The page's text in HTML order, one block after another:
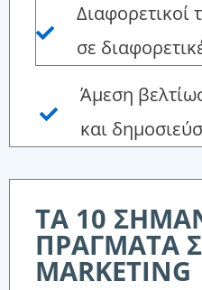
Διαφορετικοί
σε
Άμεση
και
TA 10
ΠΡΑΓΜΑΤΑ
MARKETING